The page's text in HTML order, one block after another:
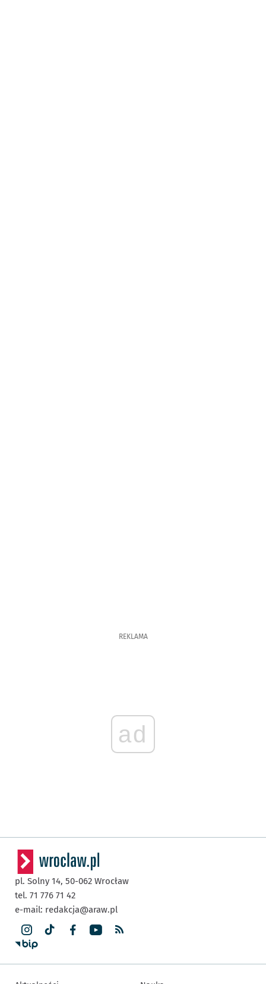
REKLAMA
ad
pl. Solny 14, 50-062 Wrocław
tel. 71 776 71 42
e-mail: redakcja@araw.pl